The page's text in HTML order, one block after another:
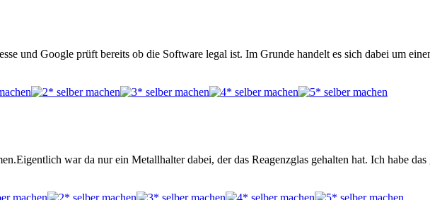
und Google prüft bereits ob die Software legal ist. Im Grunde handelt es sich dabei um
war da nur ein Metallhalter dabei, der das Reagenzglas gehalten hat. Ich habe das